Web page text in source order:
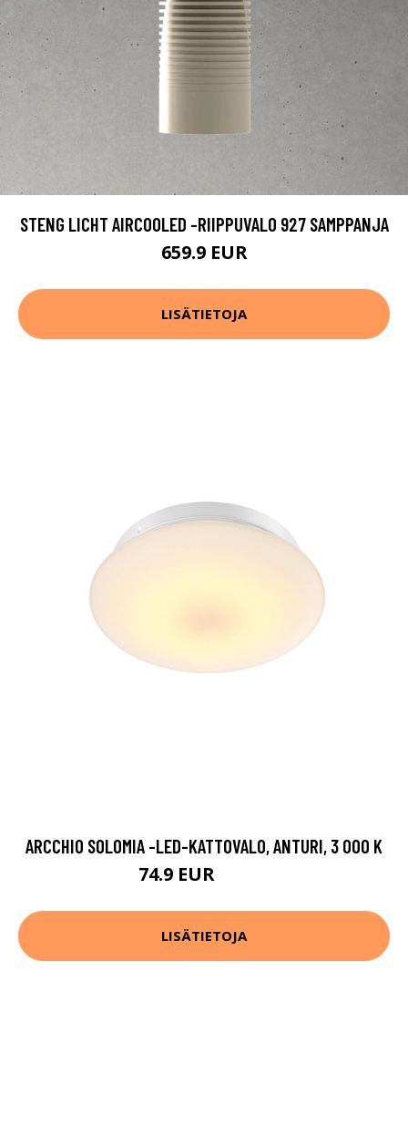
STENG LICHT AIRCOOLED -RIIPPUVALO 927 SAMPPANJA
659.9 EUR
LISÄTIETOJA
ARCCHIO SOLOMIA -LED-KATTOVALO, ANTURI, 3 000 K
74.9 EUR
LISÄTIETOJA